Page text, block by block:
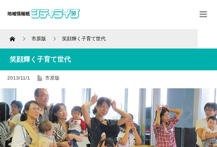
Home 市原版 笑顔輝く子育て世代
笑顔輝く子育て世代
2013/11/1 市原版